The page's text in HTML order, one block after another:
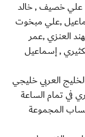
علي خصيف , خالد
,علي مبخوت
العنزي ,عمر
, إسماعيل
العربي خليجي
في تمام الساعة
المجموعة